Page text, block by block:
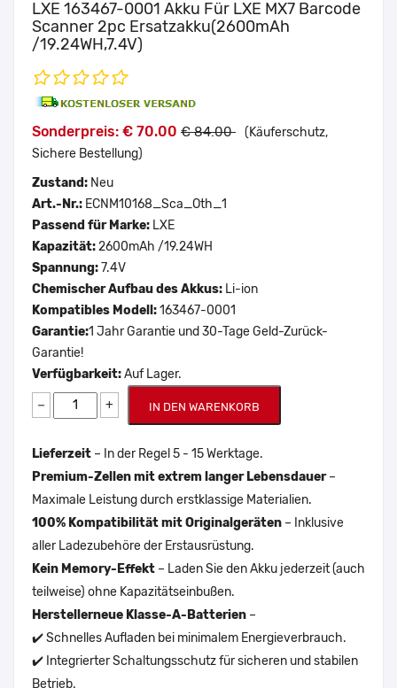
LXE 163467-0001 Akku Für LXE MX7 Barcode
Scanner 2pc Ersatzakku(2600mAh
/19.24WH,7.4V)
Sonderpreis: € 70.00 € 84.00 (Käuferschutz,
Sichere Bestellung)
Zustand: Neu
Art.-Nr.: ECNM10168_Sca_Oth_1
Passend für Marke: LXE
Kapazität:2600mAh /19.24WH
Spannung: 7.4V
Chemischer Aufbau des Akkus: Li-ion
Kompatibles Modell:163467-0001
Garantie:1 Jahr Garantie und 30-Tage Geld-Zurück-
Garantie!
Verfügbarkeit:Auf Lager.
− + IN DEN WARENKORB
Lieferzeit – In der Regel 5 - 15 Werktage.
Premium-Zellen mit extrem langer Lebensdauer–
Maximale Leistung durch erstklassige Materialien.
100% Kompatibilität mit Originalgeräten – Inklusive
aller Ladezubehöre der Erstausrüstung.
Kein Memory-Effekt – Laden Sie den Akku jederzeit (auch
teilweise) ohne Kapazitätseinbußen.
Herstellerneue Klasse-A-Batterien –
✔️ Schnelles Aufladen bei minimalem Energieverbrauch.
✔️ Integrierter Schaltungsschutz für sicheren und stabilen
Betrieb.